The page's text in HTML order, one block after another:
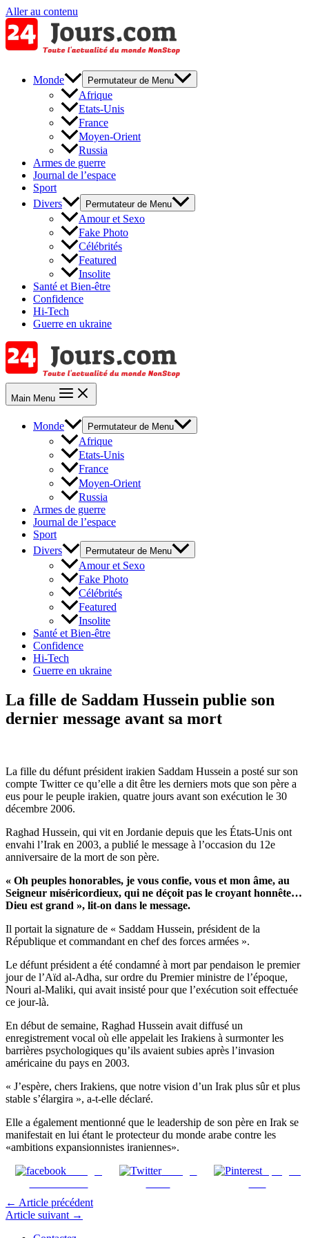
Aller au contenu
Monde Permutateur de Menu
Afrique
Etats-Unis
France
Moyen-Orient
Russia
Armes de guerre
Journal de l’espace
Sport
Divers
Permutateur de Menu
Amour et Sexo
Fake Photo
Célébrités
Featured
Insolite
Santé et Bien-être
Confidence
Hi-Tech
Guerre en ukraine
Main Menu
Monde Permutateur de Menu
Afrique
Etats-Unis
France
Moyen-Orient
Russia
Armes de guerre
Journal de l’espace
Sport
Divers
Permutateur de Menu
Amour et Sexo
Fake Photo
Célébrités
Featured
Insolite
Santé et Bien-être
Confidence
Hi-Tech
Guerre en ukraine
La fille de Saddam Hussein publie son
dernier message avant sa mort
La fille du défunt président irakien Saddam Hussein a posté sur son
compte Twitter ce qu’elle a dit être les derniers mots que son père a
eus pour le peuple irakien, quatre jours avant son exécution le 30
décembre 2006.
Raghad Hussein, qui vit en Jordanie depuis que les États-Unis ont
envahi l’Irak en 2003, a publié le message à l’occasion du 12e
anniversaire de la mort de son père.
« Oh peuples honorables, je vous confie, vous et mon âme, au
Seigneur miséricordieux, qui ne déçoit pas le croyant honnête…
Dieu est grand », lit-on dans le message.
Il portait la signature de « Saddam Hussein, président de la
République et commandant en chef des forces armées ».
Le défunt président a été condamné à mort par pendaison le premier
jour de l’Aïd al-Adha, sur ordre du Premier ministre de l’époque,
Nouri al-Maliki, qui avait insisté pour que l’exécution soit effectuée
ce jour-là.
En début de semaine, Raghad Hussein avait diffusé un
enregistrement vocal où elle appelait les Irakiens à surmonter les
barrières psychologiques qu’ils avaient subies après l’invasion
américaine du pays en 2003.
« J’espère, chers Irakiens, que notre vision d’un Irak plus sûr et plus
stable s’élargira », a-t-elle déclaré.
Elle a également mentionné que le leadership de son père en Irak se
manifestait en lui étant le protecteur du monde arabe contre les
«ambitions expansionnistes iraniennes».
Partager
← Article précédent
Article suivant →